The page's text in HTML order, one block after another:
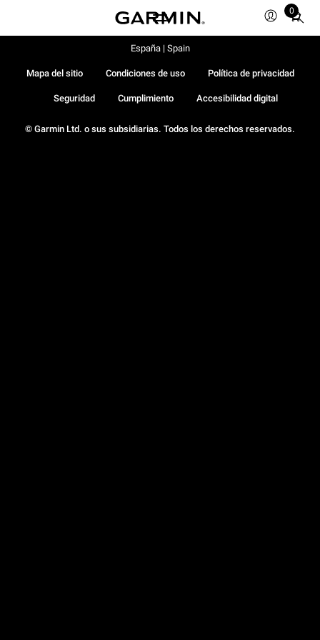
0
Total
© Garmin Ltd. o sus subsidiarias. Todos los derechos reservados.
Mapa del sitio Condiciones de uso Política de privacidad
Seguridad Cumplimiento Accesibilidad digital
España | Spain